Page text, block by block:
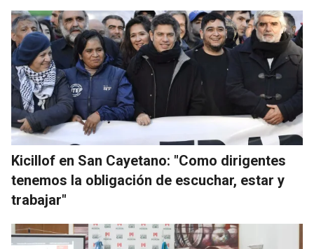
Kicillof en San Cayetano: "Como dirigentes
tenemos la obligación de escuchar, estar y
trabajar"